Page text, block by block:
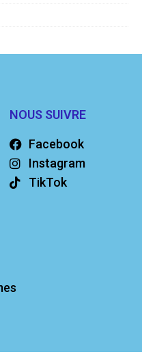
NOUS SUIVRE
Facebook
Instagram
TikTok